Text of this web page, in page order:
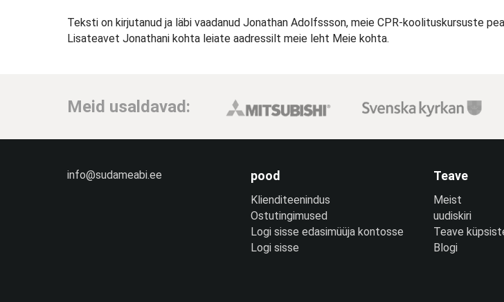
Teksti on kirjutanud ja läbi vaadanud Jonathan Adolfssson, meie CPR-koolituskursuste
Lisateavet Jonathani kohta leiate aadressilt meie leht Meie kohta.
Meid usaldavad:
info@sudameabi.ee pood
Klienditeenindus
Ostutingimused
Logi sisse edasimüüja kontosse
Logi sisse
Teave
Meist
uudiskiri
Teave
Blogi